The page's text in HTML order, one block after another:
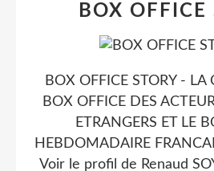
BOX OFFICE
BOX OFFICE STORY - LA
BOX OFFICE DES
ETRANGERS ET LE
HEBDOMADAIRE
Voir le profil de Renaud